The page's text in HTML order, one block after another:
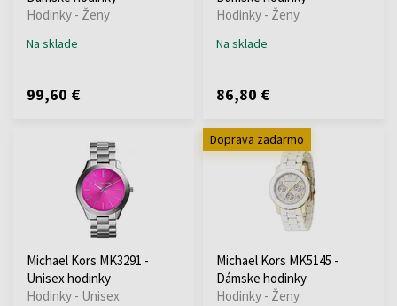
Hodinky - Ženy
Na sklade
99,60 €
Hodinky - Ženy
Na sklade
86,80 €
Michael Kors MK3291 -
Unisex hodinky
Hodinky - Unisex
Doprava zadarmo
Michael Kors MK5145 -
Dámske hodinky
Hodinky - Ženy